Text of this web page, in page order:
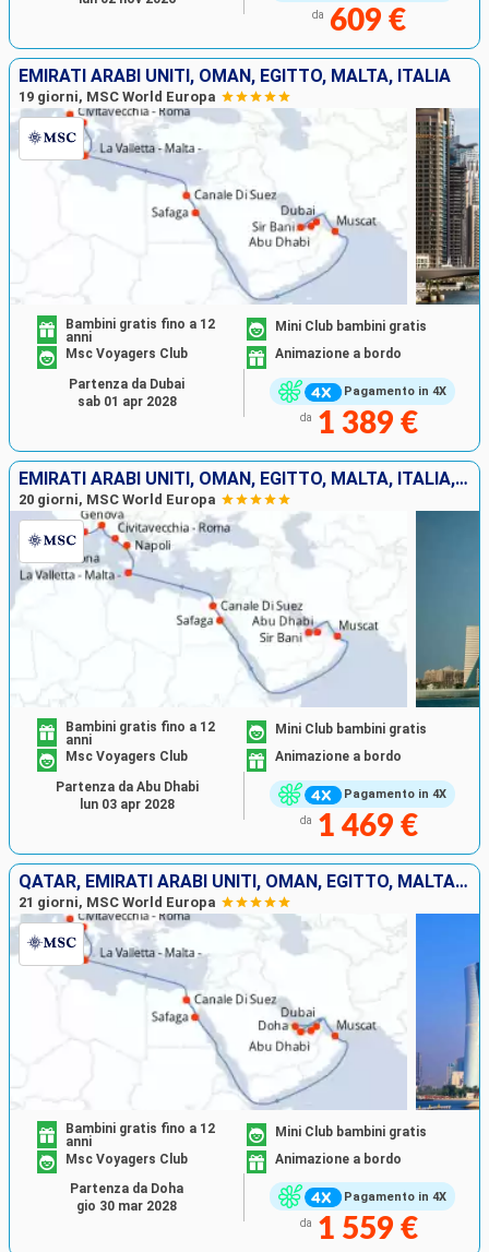
da 609 €
EMIRATI ARABI UNITI, OMAN, EGITTO, MALTA, ITALIA
19 giorni, MSC World Europa
Pagamento in 4X
Bambini gratis fino a 12
anni
Mini Club bambini gratis
Msc Voyagers Club
Animazione a bordo
da 1 389 €
Partenza da Dubai
sab 01 apr 2028
EMIRATI ARABI UNITI, OMAN, EGITTO, MALTA, ITALIA, FRANCIA, SPAGNA
20 giorni, MSC World Europa
Pagamento in 4X
Bambini gratis fino a 12
anni
Mini Club bambini gratis
Msc Voyagers Club
Animazione a bordo
da 1 469 €
Partenza da Abu Dhabi
lun 03 apr 2028
QATAR, EMIRATI ARABI UNITI, OMAN, EGITTO, MALTA, ITALIA
21 giorni, MSC World Europa
Pagamento in 4X
Bambini gratis fino a 12
anni
Mini Club bambini gratis
Msc Voyagers Club
Animazione a bordo
da 1 559 €
Partenza da Doha
gio 30 mar 2028